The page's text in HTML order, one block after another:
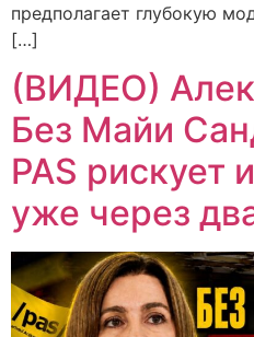
предполагает глубокую
[…]
(ВИДЕО)
Без Майи
PAS рискует
уже через